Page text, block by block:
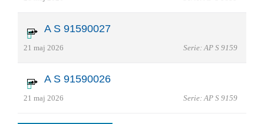
A S 91590027
21 maj 2026 Serie: AP S 9159
A S 91590026
21 maj 2026 Serie: AP S 9159